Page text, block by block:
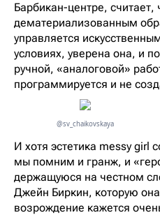
Барбикан-центре,
дематериализованным
управляется
условиях, уверена она, и
ручной, «аналоговой»
программируется и не
@sv_chaikovskaya
И хотя эстетика messy girl
мы помним и гранж, и
держащуюся на честном
Джейн Биркин, которую
возрождение кажется